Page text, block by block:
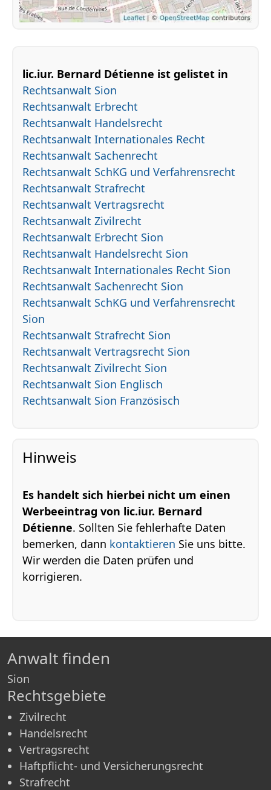
lic.iur. Bernard Détienne ist gelistet in
Rechtsanwalt Sion
Rechtsanwalt Erbrecht
Rechtsanwalt Handelsrecht
Rechtsanwalt Internationales Recht
Rechtsanwalt Sachenrecht
Rechtsanwalt SchKG und Verfahrensrecht
Rechtsanwalt Strafrecht
Rechtsanwalt Vertragsrecht
Rechtsanwalt Zivilrecht
Rechtsanwalt Erbrecht Sion
Rechtsanwalt Handelsrecht Sion
Rechtsanwalt Internationales Recht Sion
Rechtsanwalt Sachenrecht Sion
Rechtsanwalt SchKG und Verfahrensrecht
Sion
Rechtsanwalt Strafrecht Sion
Rechtsanwalt Vertragsrecht Sion
Rechtsanwalt Zivilrecht Sion
Rechtsanwalt Sion Englisch
Rechtsanwalt Sion Französisch
Hinweis
Es handelt sich hierbei nicht um einen
Werbeeintrag von lic.iur. Bernard
Détienne. Sollten Sie fehlerhafte Daten
bemerken, dann kontaktieren Sie uns bitte.
Wir werden die Daten prüfen und
korrigieren.
Anwalt finden
Sion
Rechtsgebiete
Zivilrecht
Handelsrecht
Vertragsrecht
Haftpflicht- und Versicherungsrecht
Strafrecht